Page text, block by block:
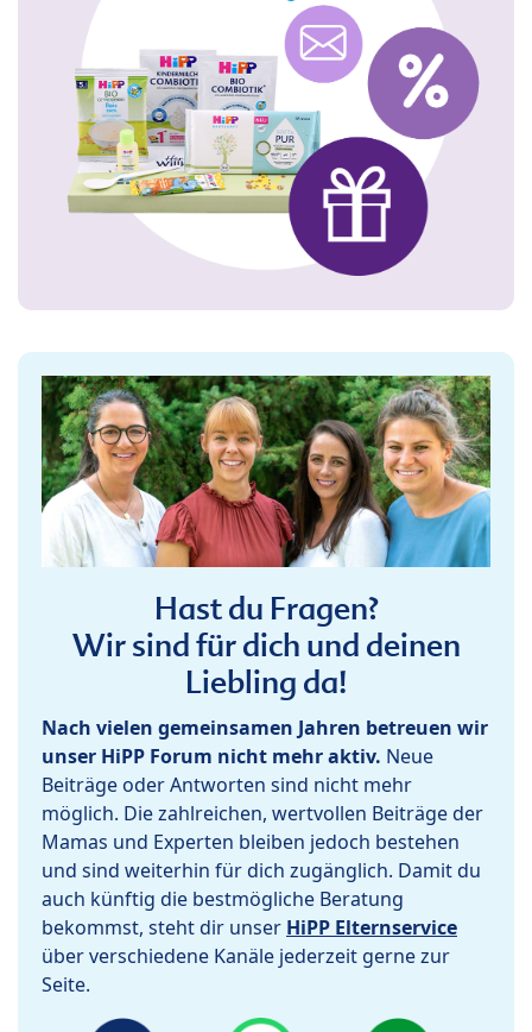
Hast du Fragen?
Wir sind für dich und deinen
Liebling da!
Nach vielen gemeinsamen Jahren betreuen wir
unser HiPP Forum nicht mehr aktiv. Neue
Beiträge oder Antworten sind nicht mehr
möglich. Die zahlreichen, wertvollen Beiträge der
Mamas und Experten bleiben jedoch bestehen
und sind weiterhin für dich zugänglich. Damit du
auch künftig die bestmögliche Beratung
bekommst, steht dir unser HiPP Elternservice
über verschiedene Kanäle jederzeit gerne zur
Seite.